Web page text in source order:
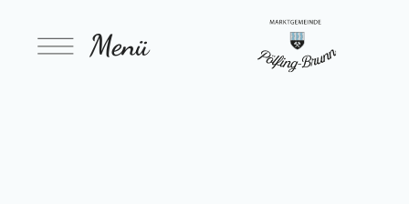
Menü